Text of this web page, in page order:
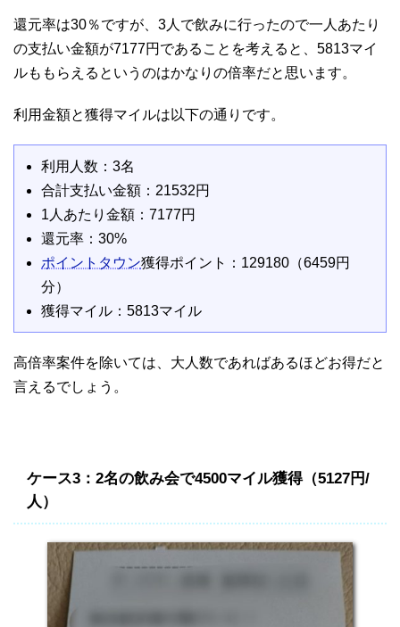
還元率は30％ですが、3人で飲みに行ったので一人あたり
の支払い金額が7177円であることを考えると、5813マイ
ルももらえるというのはかなりの倍率だと思います。
利用金額と獲得マイルは以下の通りです。
利用人数：3名
合計支払い金額：21532円
1人あたり金額：7177円
還元率：30%
ポイントタウン獲得ポイント：129180（6459円
分）
獲得マイル：5813マイル
高倍率案件を除いては、大人数であればあるほどお得だと
言えるでしょう。
ケース3：2名の飲み会で4500マイル獲得（5127円/
人）